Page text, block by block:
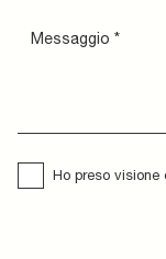
Ho preso visione